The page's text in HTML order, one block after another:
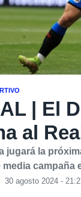
| El
al
jugará la
campaña
30 agosto 2024 -